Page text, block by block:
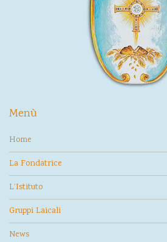
Menù
Home
La Fondatrice
L’Istituto
Gruppi Laicali
News